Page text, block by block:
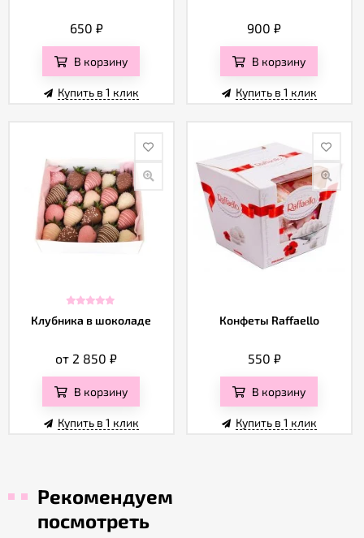
650 ₽
В корзину
Купить в 1 клик
900₽
В корзину
Купить в 1 клик
Клубника в шоколаде
от 2 850₽
В корзину
Купить в 1 клик
Конфеты Raffaello
550 ₽
В корзину
Купить в 1 клик
Рекомендуем
посмотреть